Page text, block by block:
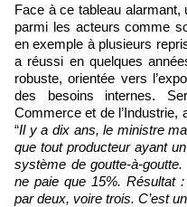
Face à ce tableau alarmant,
parmi les acteurs comme
en exemple à plusieurs
a réussi en quelques
robuste, orientée vers
des besoins internes.
Commerce et de
“Il y a dix ans, le ministre
que tout producteur ayant
système de goutte-à-
ne paie que 15%. Résultat
par deux, voire trois. C’est